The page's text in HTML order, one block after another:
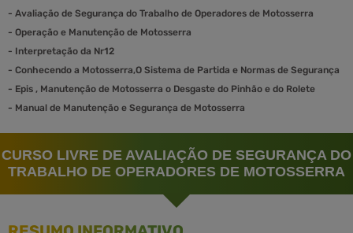
- Avaliação de Segurança do Trabalho de Operadores de Motosserra
- Operação e Manutenção de Motosserra
- Interpretação da Nr12
- Conhecendo a Motosserra,O Sistema de Partida e Normas de Segurança
- Epis , Manutenção de Motosserra o Desgaste do Pinhão e do Rolete
- Manual de Manutenção e Segurança de Motosserra
CURSO LIVRE DE AVALIAÇÃO DE SEGURANÇA DO
TRABALHO DE OPERADORES DE MOTOSSERRA